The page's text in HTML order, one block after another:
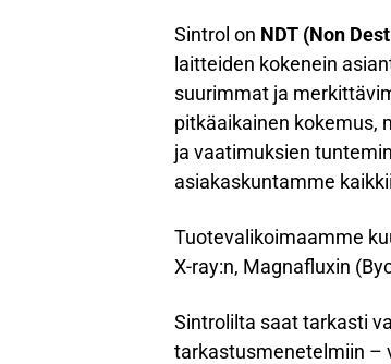
Sintrol on NDT (Non
laitteiden kokenein
suurimmat ja
pitkäaikainen kokemus,
ja vaatimuksien
asiakaskuntamme
Tuotevalikoimaamme
X-ray:n, Magnafluxin
Sintrolilta saat tarkasti
tarkastusmenetelmiin –